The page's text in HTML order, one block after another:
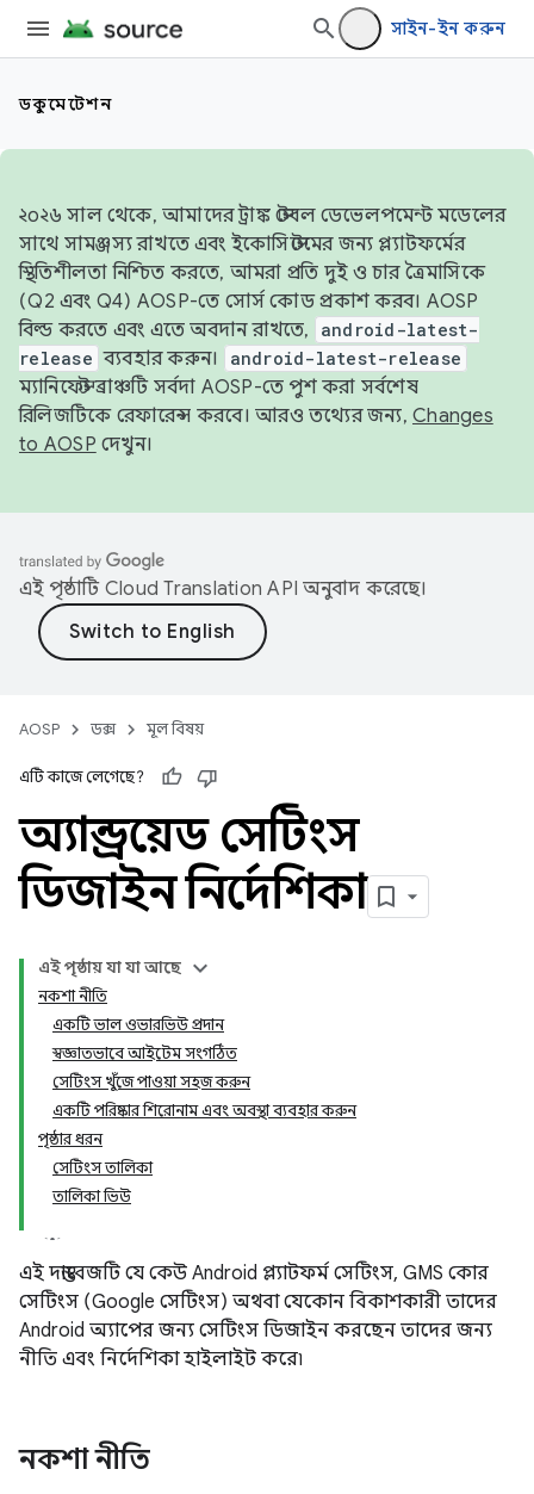
সাইন-ইন করুন
ডকুমেন্টেশন
২০২৬ সাল থেকে, আমাদের ট্রাঙ্ক স্টেবল ডেভেলপমেন্ট মডেলের
সাথে সামঞ্জস্য রাখতে এবং ইকোসিস্টেমের জন্য প্ল্যাটফর্মের
স্থিতিশীলতা নিশ্চিত করতে, আমরা প্রতি দুই ও চার ত্রৈমাসিকে
(Q2 এবং Q4) AOSP-তে সোর্স কোড প্রকাশ করব। AOSP
বিল্ড করতে এবং এতে অবদান রাখতে,
android-latest-
release ব্যবহার করুন। android-latest-release
ম্যানিফেস্ট ব্রাঞ্চটি সর্বদা AOSP-তে পুশ করা সর্বশেষ
রিলিজটিকে রেফারেন্স করবে। আরও তথ্যের জন্য, Changes
to AOSP দেখুন।
এই পৃষ্ঠাটি Cloud Translation API অনুবাদ করেছে।
AOSP ডক্স মূল বিষয়
এটি কাজে লেগেছে?
অ্যান্ড্রয়েড সেটিংস
ডিজাইন নির্দেশিকা
এই পৃষ্ঠায় যা যা আছে
নকশা নীতি
একটি ভাল ওভারভিউ প্রদান
স্বজ্ঞাতভাবে আইটেম সংগঠিত
সেটিংস খুঁজে পাওয়া সহজ করুন
একটি পরিষ্কার শিরোনাম এবং অবস্থা ব্যবহার করুন
পৃষ্ঠার ধরন
সেটিংস তালিকা
তালিকা ভিউ
এই দস্তাবেজটি যে কেউ Android প্ল্যাটফর্ম সেটিংস, GMS কোর
সেটিংস (Google সেটিংস) অথবা যেকোন বিকাশকারী তাদের
Android অ্যাপের জন্য সেটিংস ডিজাইন করছেন তাদের জন্য
নীতি এবং নির্দেশিকা হাইলাইট করে৷
নকশা নীতি